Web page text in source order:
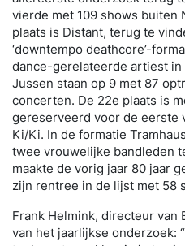
vierde met 109 shows buiten
plaats is Distant, terug te
‘downtempo deathcore’-
dance-gerelateerde artiest
Jussen staan op 9 met 87
concerten. De 22e plaats is
gereserveerd voor de
Ki/Ki. In de formatie
twee vrouwelijke bandleden
maakte de vorig jaar 80 jaar
zijn rentree in de lijst met 58
Frank Helmink, directeur van
van het jaarlijkse onderzoek: